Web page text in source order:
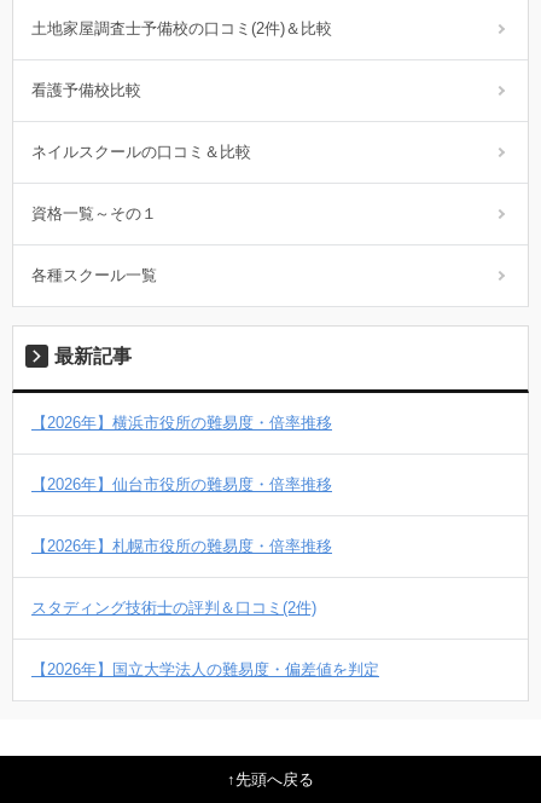
土地家屋調査士予備校の口コミ(2件)＆比較
看護予備校比較
ネイルスクールの口コミ＆比較
資格一覧～その１
各種スクール一覧
最新記事
【2026年】横浜市役所の難易度・倍率推移
【2026年】仙台市役所の難易度・倍率推移
【2026年】札幌市役所の難易度・倍率推移
スタディング技術士の評判＆口コミ(2件)
【2026年】国立大学法人の難易度・偏差値を判定
先頭へ戻る